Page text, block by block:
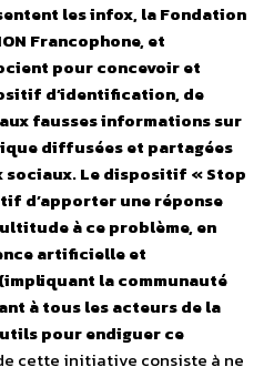
les infox, la Fondation
Francophone, et
pour concevoir et
d’identification, de
fausses informations sur
diffusées et partagées
sociaux. Le dispositif « Stop
d’apporter une réponse
à ce problème, en
artificielle et
la communauté
à tous les acteurs de la
pour endiguer ce
cette initiative consiste à ne